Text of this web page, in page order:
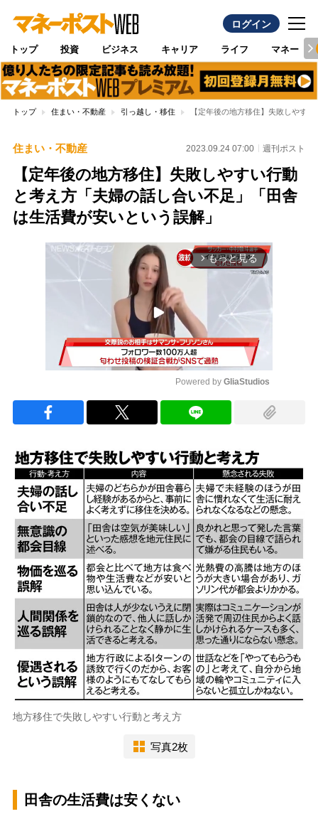
ログイン
トップ 投資 ビジネス キャリア ライフ マネー
トップ 住まい・不動産 引っ越し・移住 【定年後の地方移住】失敗しやす
住まい・不動産 2023.09.24 07:00 週刊ポスト
【定年後の地方移住】失敗しやすい行動
と考え方「夫婦の話し合い不足」「田舎
は生活費が安いという誤解」
arrow_forward_ios もっと見る
Powered by GliaStudios
地方移住で失敗しやすい行動と考え方
写真2枚
田舎の生活費は安くない